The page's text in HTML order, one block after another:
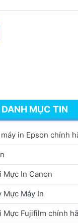
DANH MỤC TIN
in Epson chính
Mực In Canon
Mực Máy In
Mực Fujifilm chính